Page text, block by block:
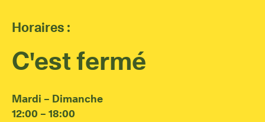
Horaires :
C'est fermé
Mardi – Dimanche
12:00 – 18:00